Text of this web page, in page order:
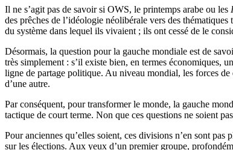
Il ne s’agit pas de savoir si OWS, le printemps arabe ou les
des prêches de l’idéologie néolibérale vers des
du système dans lequel ils vivaient ; ils ont cessé de le
Désormais, la question pour la gauche mondiale est de
très simplement : s’il existe bien, en termes économiques,
ligne de partage politique. Au niveau mondial, les forces
d’une autre.
Par conséquent, pour transformer le monde, la gauche
tactique de court terme. Non que ces questions ne soient
Pour anciennes qu’elles soient, ces divisions n’en sont
sur les élections. Aux yeux d’un premier groupe,